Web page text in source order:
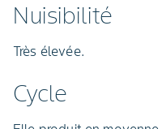
Nuisibilité
Très élevée.
Cycle